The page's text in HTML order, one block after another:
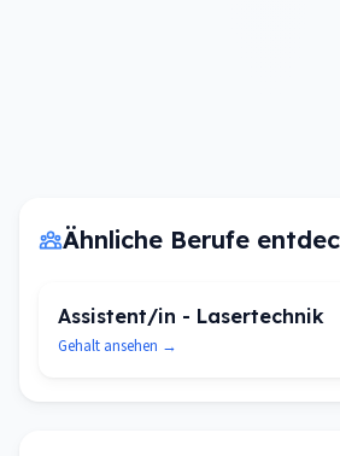
Ähnliche Berufe
Assistent/in - Lasertechnik
Gehalt ansehen →